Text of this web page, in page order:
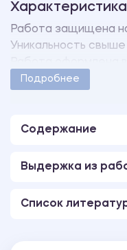
Работа защищена
Уникальность свыше
методическими
AutoCAD.
Подробнее
Содержание
Выдержка из
Список